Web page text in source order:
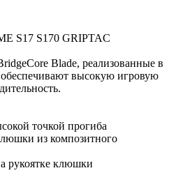
S17 S170 GRIPTAC
Blade, реализованные в
высокую игровую
точкой прогиба
из композитного
рукоятке клюшки